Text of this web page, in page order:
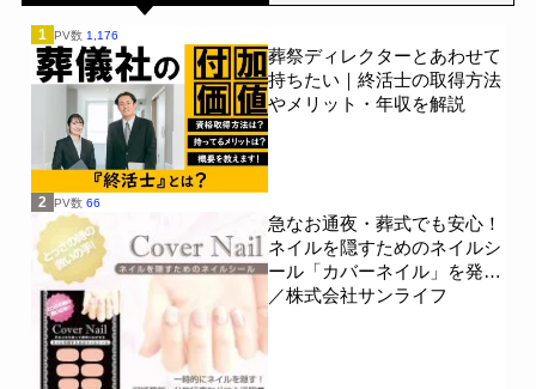
1 PV数 1,176
葬祭ディレクターとあわせて
持ちたい｜終活士の取得方法
やメリット・年収を解説
2 PV数 66
急なお通夜・葬式でも安心！
ネイルを隠すためのネイルシ
ール「カバーネイル」を発売
／株式会社サンライフ